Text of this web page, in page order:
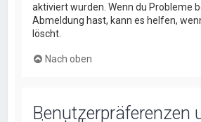
aktiviert wurden. Wenn du Probleme
Abmeldung hast, kann es helfen,
löscht.
Nach oben
Benutzerpräferenzen